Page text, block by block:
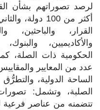
لرصد تصوراتهم بشأن
أكثر من 100
القرار، والباحثين،
والأكاديميين،
الحكومية ذات الصلة،
عدد من المعايير
الساحة الدولية،
الصلبة، وتشمل: تصورات
تتضمنه من عناصر فرعية